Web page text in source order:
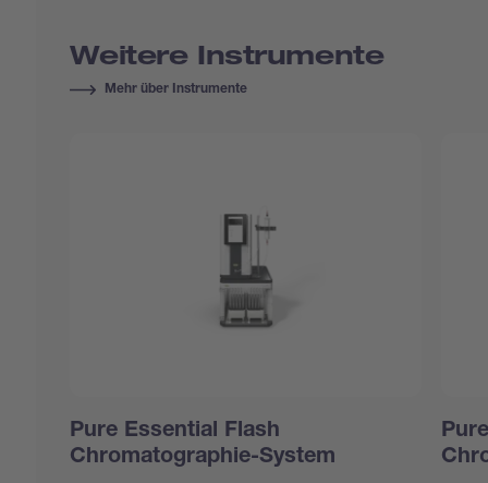
Weitere Instrumente
Mehr über Instrumente
Pure Essential Flash
Chromatographie-System